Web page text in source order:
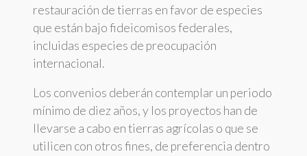
restauración de tierras en favor de especies
que están bajo fideicomisos federales,
incluidas especies de preocupación
internacional.
Los convenios deberán contemplar un periodo
mínimo de diez años, y los proyectos han de
llevarse a cabo en tierras agrícolas o que se
utilicen con otros fines, de preferencia dentro